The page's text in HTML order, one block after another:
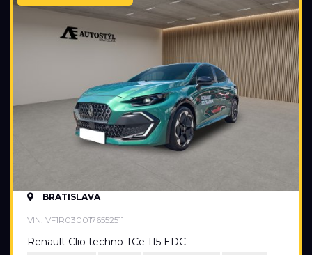
BRATISLAVA
VIN: VF1R0300176552511
Renault Clio techno TCe 115 EDC